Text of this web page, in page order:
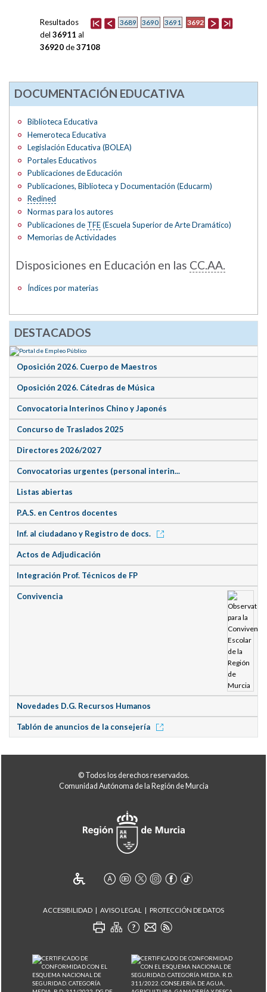
3689 3690 3691 3692
Resultados
del 36911 al
36920de37108
DOCUMENTACIÓN EDUCATIVA
Biblioteca Educativa
Hemeroteca Educativa
Legislación Educativa (BOLEA)
Portales Educativos
Publicaciones de Educación
Publicaciones, Biblioteca y Documentación (Educarm)
Redined
Normas para los autores
Publicaciones de TFE(Escuela Superior de Arte Dramático)
Memorias de Actividades
Disposiciones en Educación en las CC.AA.
Índices por materias
DESTACADOS
Oposición 2026. Cuerpo de Maestros
Oposición 2026. Cátedras de Música
Convocatoria Interinos Chino y Japonés
Concurso de Traslados 2025
Directores 2026/2027
Convocatorias urgentes (personal interin...
Listas abiertas
P.A.S. en Centros docentes
Inf. al ciudadano y Registro de docs.
Actos de Adjudicación
Integración Prof. Técnicos de FP
Convivencia
Novedades D.G. Recursos Humanos
Tablón de anuncios de la consejería
© Todos los derechos reservados.
Comunidad Autónoma de la Región de Murcia
ACCESIBILIDAD AVISO LEGAL PROTECCIÓN DE DATOS